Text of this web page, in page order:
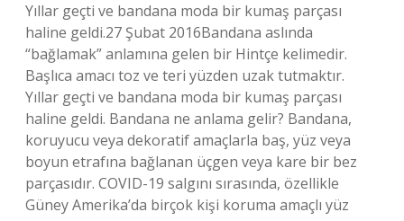
Yıllar geçti ve bandana moda bir kumaş parçası
haline geldi.27 Şubat 2016Bandana aslında
“bağlamak” anlamına gelen bir Hintçe kelimedir.
Başlıca amacı toz ve teri yüzden uzak tutmaktır.
Yıllar geçti ve bandana moda bir kumaş parçası
haline geldi. Bandana ne anlama gelir? Bandana,
koruyucu veya dekoratif amaçlarla baş, yüz veya
boyun etrafına bağlanan üçgen veya kare bir bez
parçasıdır. COVID-19 salgını sırasında, özellikle
Güney Amerika’da birçok kişi koruma amaçlı yüz